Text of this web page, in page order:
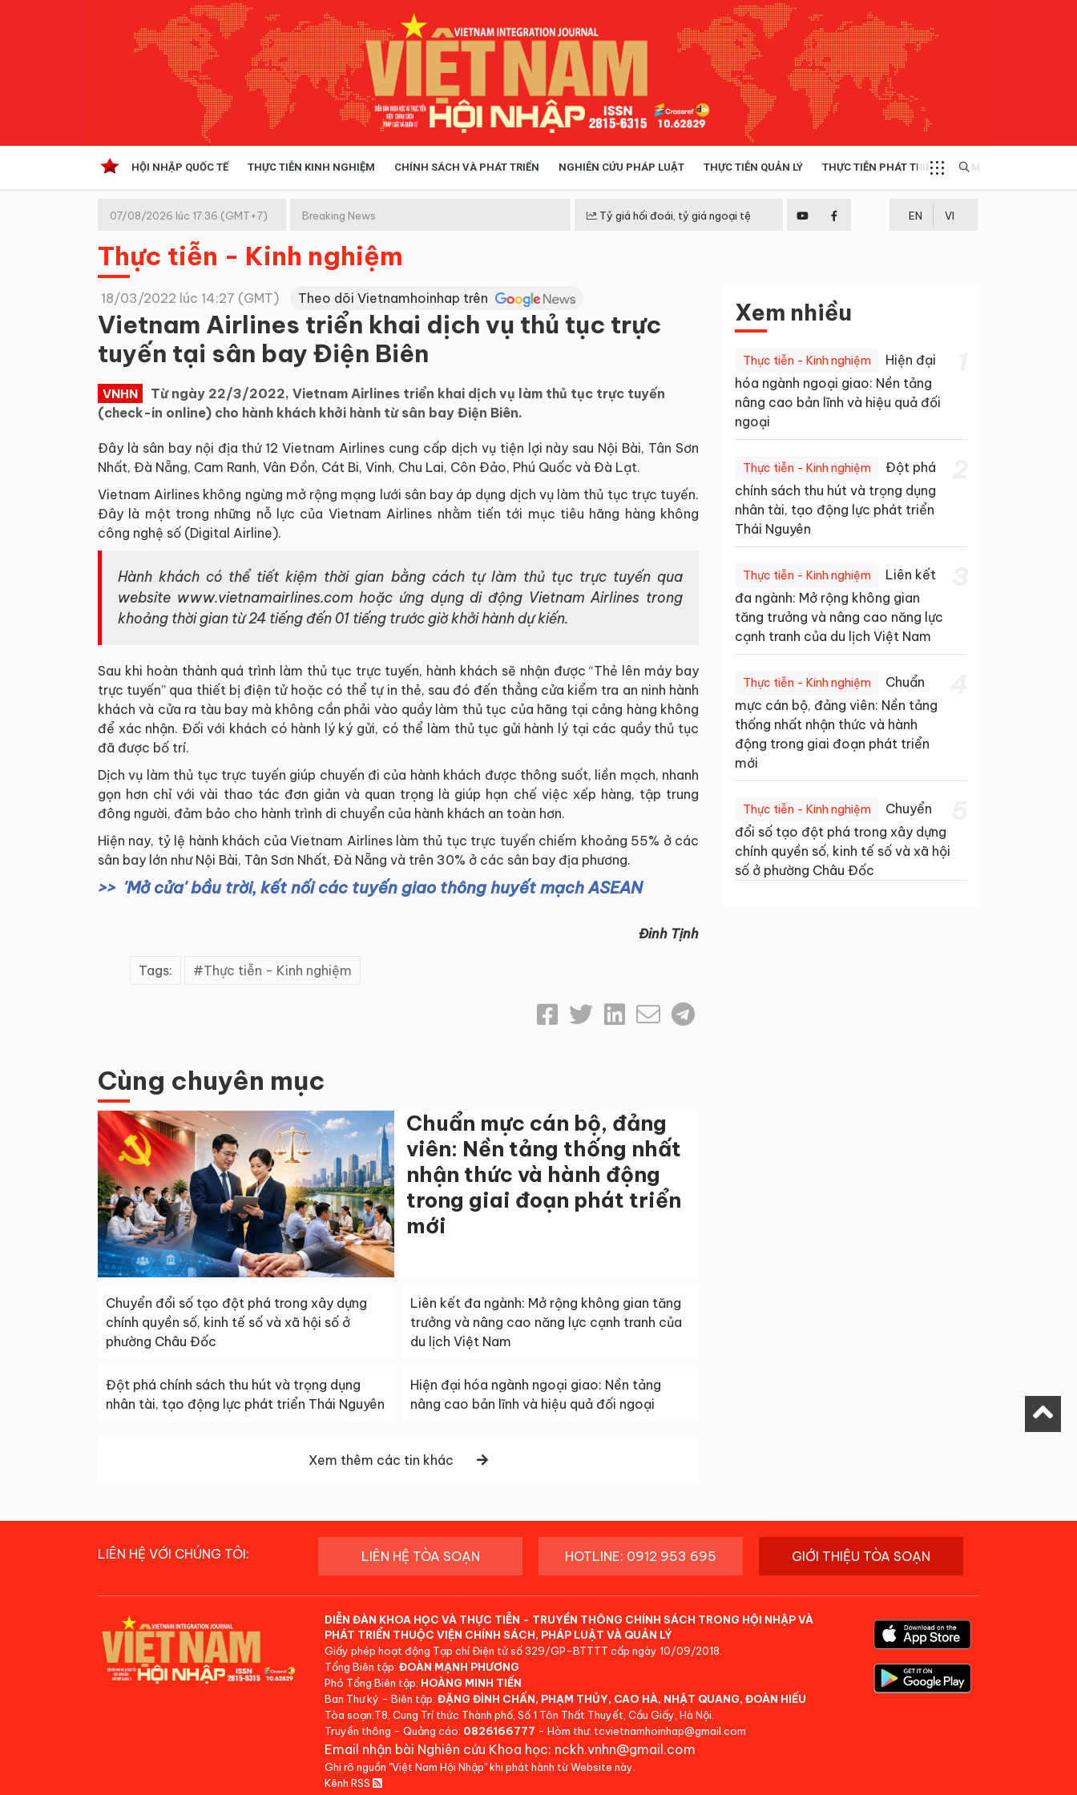
HỘI NHẬP QUỐC TẾ THỰC TIỄN KINH NGHIỆM CHÍNH SÁCH VÀ PHÁT TRIỂN NGHIÊN CỨU PHÁP LUẬT THỰC TIỄN QUẢN LÝ THỰC TIỄN PHÁT TRIỂN MULTIMEDIA
Kinh tế hội nhập
Doanh nghiệp
07/08/2026 lúc 17:36 (GMT+7) Breaking News Tỷ giá hối đoái, tỷ giá ngoại tệ EN VI
Thực tiễn - Kinh nghiệm
18/03/2022 lúc 14:27 (GMT) Theo dõi Vietnamhoinhap trên
Vietnam Airlines triển khai dịch vụ thủ tục trực
tuyến tại sân bay Điện Biên
VNHN
Từ ngày 22/3/2022, Vietnam Airlines triển khai dịch vụ làm thủ tục trực tuyến
(check-in online) cho hành khách khởi hành từ sân bay Điện Biên.
Đây là sân bay nội địa thứ 12 Vietnam Airlines cung cấp dịch vụ tiện lợi này sau Nội Bài, Tân Sơn
Nhất, Đà Nẵng, Cam Ranh, Vân Đồn, Cát Bi, Vinh, Chu Lai, Côn Đảo, Phú Quốc và Đà Lạt.
Vietnam Airlines không ngừng mở rộng mạng lưới sân bay áp dụng dịch vụ làm thủ tục trực tuyến.
Đây là một trong những nỗ lực của Vietnam Airlines nhằm tiến tới mục tiêu hãng hàng không
công nghệ số (Digital Airline).
Hành khách có thể tiết kiệm thời gian bằng cách tự làm thủ tục trực tuyến qua
website www.vietnamairlines.com hoặc ứng dụng di động Vietnam Airlines trong
khoảng thời gian từ 24 tiếng đến 01 tiếng trước giờ khởi hành dự kiến.
Sau khi hoàn thành quá trình làm thủ tục trực tuyến, hành khách sẽ nhận được “Thẻ lên máy bay
trực tuyến” qua thiết bị điện tử hoặc có thể tự in thẻ, sau đó đến thẳng cửa kiểm tra an ninh hành
khách và cửa ra tàu bay mà không cần phải vào quầy làm thủ tục của hãng tại cảng hàng không
để xác nhận. Đối với khách có hành lý ký gửi, có thể làm thủ tục gửi hành lý tại các quầy thủ tục
đã được bố trí.
Dịch vụ làm thủ tục trực tuyến giúp chuyến đi của hành khách được thông suốt, liền mạch, nhanh
gọn hơn chỉ với vài thao tác đơn giản và quan trọng là giúp hạn chế việc xếp hàng, tập trung
đông người, đảm bảo cho hành trình di chuyển của hành khách an toàn hơn.
Hiện nay, tỷ lệ hành khách của Vietnam Airlines làm thủ tục trực tuyến chiếm khoảng 55% ở các
sân bay lớn như Nội Bài, Tân Sơn Nhất, Đà Nẵng và trên 30% ở các sân bay địa phương.
'Mở cửa' bầu trời, kết nối các tuyến giao thông huyết mạch ASEAN
Đinh Tịnh
Tags: Thực tiễn - Kinh nghiệm
Cùng chuyên mục
Chuẩn mực cán bộ, đảng
viên: Nền tảng thống nhất
nhận thức và hành động
trong giai đoạn phát triển
mới
Chuyển đổi số tạo đột phá trong xây dựng
chính quyền số, kinh tế số và xã hội số ở
phường Châu Đốc
Liên kết đa ngành: Mở rộng không gian tăng
trưởng và nâng cao năng lực cạnh tranh của
du lịch Việt Nam
Đột phá chính sách thu hút và trọng dụng
nhân tài, tạo động lực phát triển Thái Nguyên
Hiện đại hóa ngành ngoại giao: Nền tảng
nâng cao bản lĩnh và hiệu quả đối ngoại
Xem thêm các tin khác
Xem nhiều
Thực tiễn - Kinh nghiệm
Hiện đại
hóa ngành ngoại giao: Nền tảng
nâng cao bản lĩnh và hiệu quả đối
ngoại
Thực tiễn - Kinh nghiệm
Đột phá
chính sách thu hút và trọng dụng
nhân tài, tạo động lực phát triển
Thái Nguyên
Thực tiễn - Kinh nghiệm
Liên kết
đa ngành: Mở rộng không gian
tăng trưởng và nâng cao năng lực
cạnh tranh của du lịch Việt Nam
Thực tiễn - Kinh nghiệm
Chuẩn
mực cán bộ, đảng viên: Nền tảng
thống nhất nhận thức và hành
động trong giai đoạn phát triển
mới
Thực tiễn - Kinh nghiệm
Chuyển
đổi số tạo đột phá trong xây dựng
chính quyền số, kinh tế số và xã hội
số ở phường Châu Đốc
LIÊN HỆ VỚI CHÚNG TÔI: LIÊN HỆ TÒA SOẠN HOTLINE: 0912 953 695 GIỚI THIỆU TÒA SOẠN
DIỄN ĐÀN KHOA HỌC VÀ THỰC TIỄN - TRUYỀN THÔNG CHÍNH SÁCH TRONG HỘI NHẬP VÀ
PHÁT TRIỂN THUỘC VIỆN CHÍNH SÁCH, PHÁP LUẬT VÀ QUẢN LÝ
Giấy phép hoạt động Tạp chí Điện tử số 329/GP-BTTTT cấp ngày 10/09/2018.
Tổng Biên tập: ĐOÀN MẠNH PHƯƠNG
Phó Tổng Biên tập: HOÀNG MINH TIẾN
Ban Thư ký - Biên tập: ĐẶNG ĐÌNH CHẤN, PHẠM THỦY, CAO HÀ, NHẬT QUANG, ĐOÀN HIẾU
Tòa soạn:T8, Cung Trí thức Thành phố, Số 1 Tôn Thất Thuyết, Cầu Giấy, Hà Nội.
Truyền thông - Quảng cáo: 0826166777 - Hòm thư: tcvietnamhoinhap@gmail.com
Email nhận bài Nghiên cứu Khoa học: nckh.vnhn@gmail.com
Ghi rõ nguồn "Việt Nam Hội Nhập" khi phát hành từ Website này.
Kênh RSS